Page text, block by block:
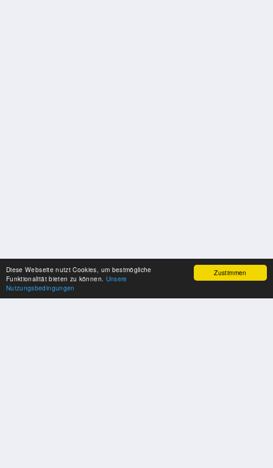
Zustimmen
Diese Webseite nutzt Cookies, um bestmögliche
Funktionalität bieten zu können. Unsere
Nutzungsbedingungen